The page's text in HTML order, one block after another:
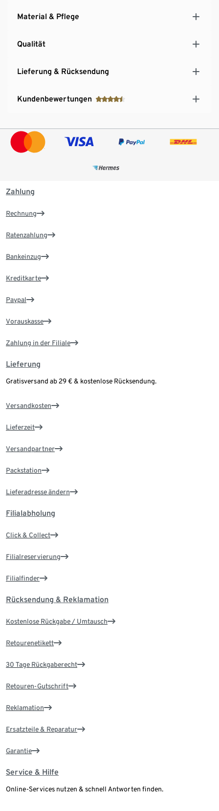
Material & Pflege
Qualität
Lieferung & Rücksendung
Kundenbewertungen
Zahlung
Rechnung
Ratenzahlung
Bankeinzug
Kreditkarte
Paypal
Vorauskasse
Zahlung in der Filiale
Lieferung
Gratisversand ab 29 € & kostenlose Rücksendung.
Versandkosten
Lieferzeit
Versandpartner
Packstation
Lieferadresse ändern
Filialabholung
Click & Collect
Filialreservierung
Filialfinder
Rücksendung & Reklamation
Kostenlose Rückgabe / Umtausch
Retourenetikett
30 Tage Rückgaberecht
Retouren-Gutschrift
Reklamation
Ersatzteile & Reparatur
Garantie
Service & Hilfe
Online-Services nutzen & schnell Antworten finden.